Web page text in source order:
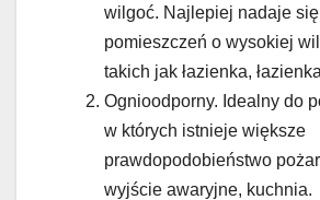
wilgoć. Najlepiej nadaje
pomieszczeń o wysokiej
takich jak łazienka,
Ognioodporny. Idealny do
w których istnieje większe
prawdopodobieństwo
wyjście awaryjne, kuchnia.